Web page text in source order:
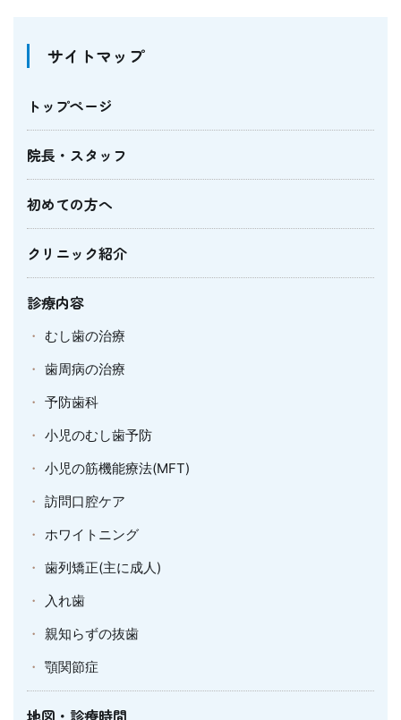
サイトマップ
トップページ
院長・スタッフ
初めての方へ
クリニック紹介
診療内容
むし歯の治療
歯周病の治療
予防歯科
小児のむし歯予防
小児の筋機能療法(MFT)
訪問口腔ケア
ホワイトニング
歯列矯正(主に成人)
入れ歯
親知らずの抜歯
顎関節症
地図・診療時間